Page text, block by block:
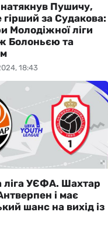
18:43
Пушичу,
гірший за Судакова:
Молодіжної ліги
Болоньєю та
УЄФА. Шахтар
і має
шанс на вихід із